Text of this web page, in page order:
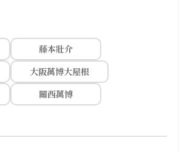
藤本壯介
大阪萬博大屋根
關西萬博